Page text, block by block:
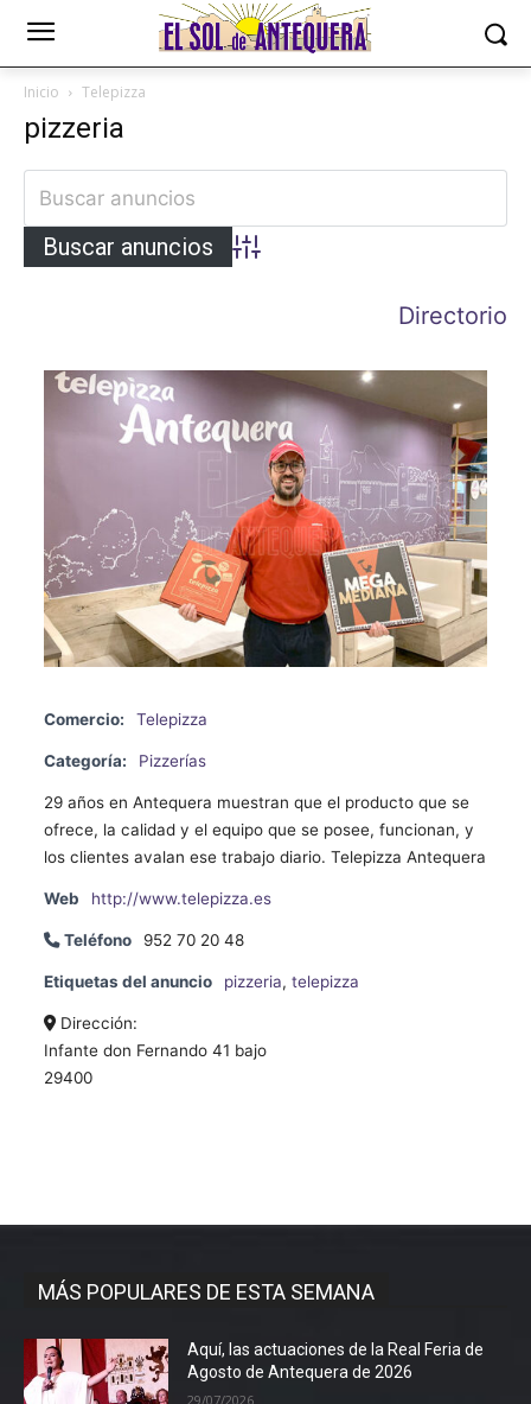
Inicio Telepizza
pizzeria
Búsqueda avanzada
Directorio
Comercio: Telepizza
Categoría: Pizzerías
29 años en Antequera muestran que el producto que se
ofrece, la calidad y el equipo que se posee, funcionan, y
los clientes avalan ese trabajo diario. Telepizza Antequera
Web http://www.telepizza.es
Teléfono 952 70 20 48
Etiquetas del anuncio pizzeria, telepizza
Dirección:
Infante don Fernando 41 bajo
29400
MÁS POPULARES DE ESTA SEMANA
Aquí, las actuaciones de la Real Feria de
Agosto de Antequera de 2026
29/07/2026